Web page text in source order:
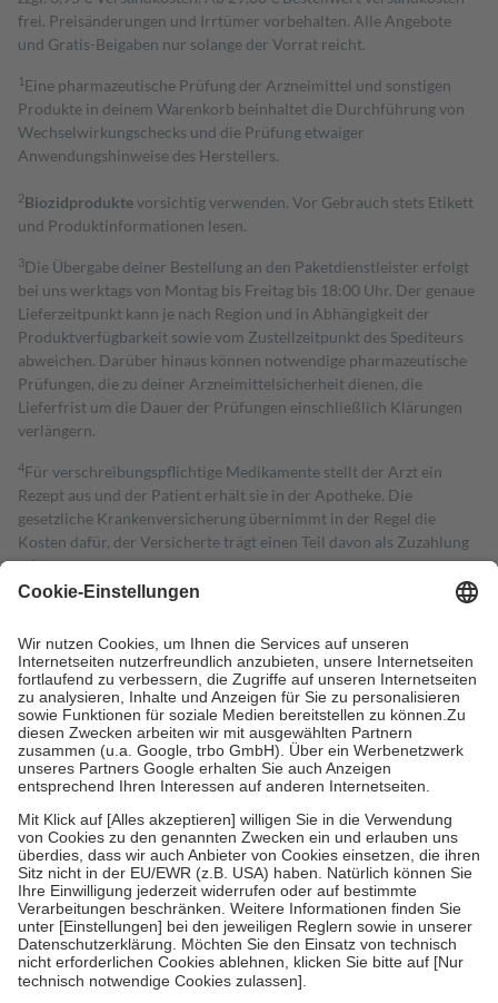
frei. Preisänderungen und Irrtümer vorbehalten. Alle Angebote
und Gratis-Beigaben nur solange der Vorrat reicht.
1 Eine pharmazeutische Prüfung der Arzneimittel und sonstigen
Produkte in deinem Warenkorb beinhaltet die Durchführung von
Wechselwirkungschecks und die Prüfung etwaiger
Anwendungshinweise des Herstellers.
2Biozidproduktevorsichtig verwenden. Vor Gebrauch stets Etikett
und Produktinformationen lesen.
3Die Übergabe deiner Bestellung an den Paketdienstleister erfolgt
bei uns werktags von Montag bis Freitag bis 18:00 Uhr. Der genaue
Lieferzeitpunkt kann je nach Region und in Abhängigkeit der
Produktverfügbarkeit sowie vom Zustellzeitpunkt des Spediteurs
abweichen. Darüber hinaus können notwendige pharmazeutische
Prüfungen, die zu deiner Arzneimittelsicherheit dienen, die
Lieferfrist um die Dauer der Prüfungen einschließlich Klärungen
verlängern.
4Für verschreibungspflichtige Medikamente stellt der Arzt ein
Rezept aus und der Patient erhält sie in der Apotheke. Die
gesetzliche Krankenversicherung übernimmt in der Regel die
Kosten dafür, der Versicherte trägt einen Teil davon als Zuzahlung
mit.
Grundsätzlich leisten Mitglieder Zuzahlungen in Höhe von zehn
höchstens zehn Euro.
Es sind jedoch nie mehr als die tatsächlichen
Kosten der Leistung zu entrichten.
Diese Regeln gelten grundsätzlich auch für Online-Apotheken.
Bei Heilmitteln und häuslicher Krankenpflege beträgt die
Zuzahlung zehn Prozent der Kosten sowie zehn Euro je
Verordnung.
Um das Engagement der Versicherten für ihre eigene Gesundheit zu
stärken und die besondere Stellung der Familie zu unterstützen,
fallenkeine Zuzahlungenan bei:
• Kindern und Jugendlichen bis zum vollendeten 18. Lebensjahr
mit Ausnahme der Fahrkosten
• Untersuchungen zur Vorsorge und Früherkennung, die von der
GKV getragen werden
• empfohlenen Schutzimpfungen
• Harn- und Blutteststreifen